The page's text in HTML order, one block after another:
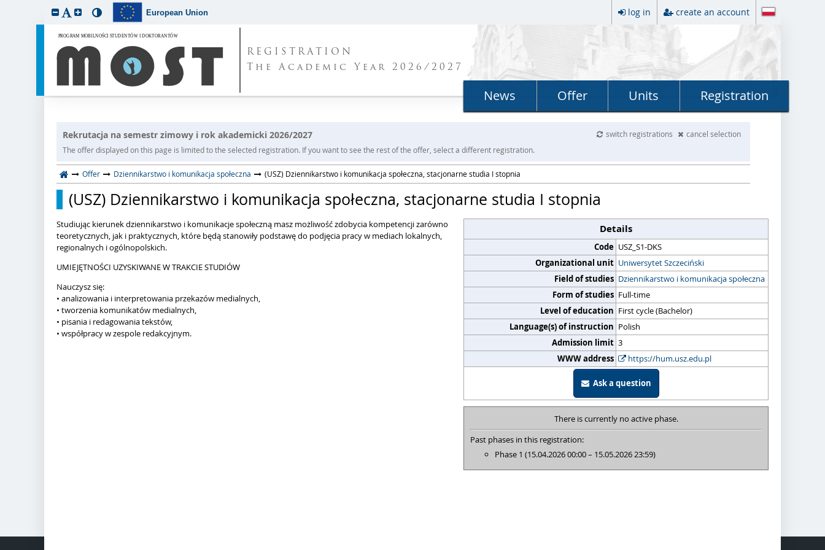
European Union log in create an account
REGISTRATION
The Academic Year 2026/2027
News Offer Units Registration
Rekrutacja na semestr zimowy i rok akademicki 2026/2027 switch registrations
cancel selection
The offer displayed on this page is limited to the selected registration. If you want to see the rest of the offer, select a different registration.
Offer Dziennikarstwo i komunikacja społeczna (USZ) Dziennikarstwo i komunikacja społeczna, stacjonarne studia I stopnia
(USZ) Dziennikarstwo i komunikacja społeczna, stacjonarne studia I stopnia
Details
Code USZ_S1-DKS
Organizational unit Uniwersytet Szczeciński
Field of studies Dziennikarstwo i komunikacja społeczna
Form of studies Full-time
Level of education First cycle (Bachelor)
Language(s) of instruction Polish
Admission limit 3
WWW address
https://hum.usz.edu.pl
Ask a question
There is currently no active phase.
Past phases in this registration:
Phase 1 (15.04.2026 00:00 – 15.05.2026 23:59)
Studiując kierunek dziennikarstwo i komunikacje społeczną masz możliwość zdobycia kompetencji zarówno
teoretycznych, jak i praktycznych, które będą stanowiły podstawę do podjęcia pracy w mediach lokalnych,
regionalnych i ogólnopolskich.
UMIEJĘTNOŚCI UZYSKIWANE W TRAKCIE STUDIÓW
Nauczysz się:
• analizowania i interpretowania przekazów medialnych,
• tworzenia komunikatów medialnych,
• pisania i redagowania tekstów,
• współpracy w zespole redakcyjnym.